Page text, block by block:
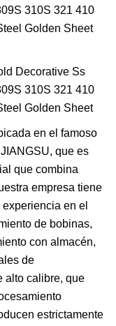
en el famoso
que es
que combina
empresa tiene
en el
de bobinas,
con almacén,
de
alto calibre, que
estrictamente